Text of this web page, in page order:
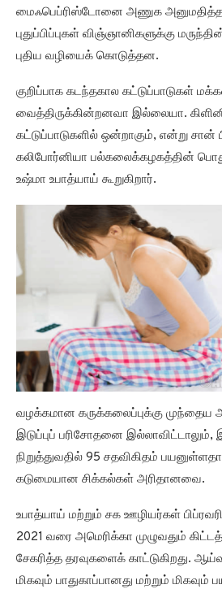
மைஃபெப்ரிஸ்டோனை அணுக
புதுப்பிப்புகள் விஞ்ஞானிகளுக்கு
புதிய வழியைக் கொடுத்தன.
குறிப்பாக கடந்தகால கட்டுப்பாடுகள்
வைத்திருக்கின்றனவா இல்லையா.
கட்டுப்பாடுகளில் ஒன்றாகும், என்று
கலிபோர்னியா பல்கலைக்கழகத்தின்
உஷ்மா உபாத்யாய் கூறுகிறார்.
வழக்கமான கருக்கலைப்புக்கு முந்தைய
இடுப்புப் பரிசோதனை இல்லாவிட்டாலும்,
நிறுத்துவதில் 95 சதவிகிதம்
கடுமையான சிக்கல்கள் அரிதானவை.
உபாத்யாய் மற்றும் சக ஊழியர்கள்
2021 வரை அமெரிக்கா முழுவதும்
சேகரித்த தரவுகளைக் காட்டுகிறது.
மிகவும் பாதுகாப்பானது மற்றும்